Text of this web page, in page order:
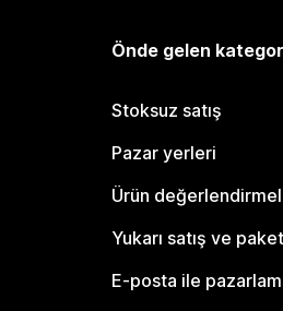
Önde gelen
Stoksuz satış
Pazar yerleri
Ürün
Yukarı satış ve
E-posta ile